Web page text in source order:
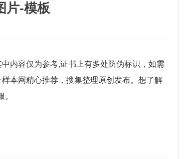
片-模板
内容仅为参考,证书上有多处防伪标识，如需
本网精心推荐，搜集整理原创发布。想了解